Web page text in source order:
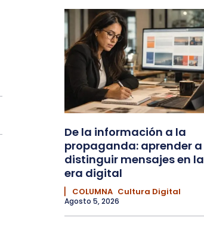
De la información a la
propaganda: aprender a
distinguir mensajes en la
era digital
▏ COLUMNA Cultura Digital
Agosto 5, 2026